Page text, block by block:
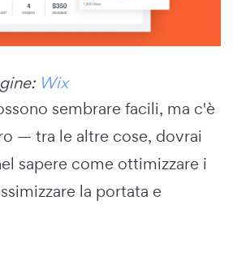
Wix
sembrare facili, ma c'è
— tra le altre cose, dovrai
sapere come ottimizzare i
la portata e